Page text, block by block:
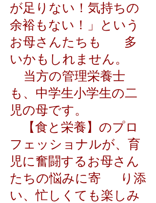
が足りない！気持ちの
余裕もない！」という
お母さんたちも 多
いかもしれません。
当方の管理栄養士
も、中学生小学生の二
児の母です。
【食と栄養】のプロ
フェッショナルが、育
児に奮闘するお母さん
たちの悩みに寄 り添
い、忙しくても楽しみ